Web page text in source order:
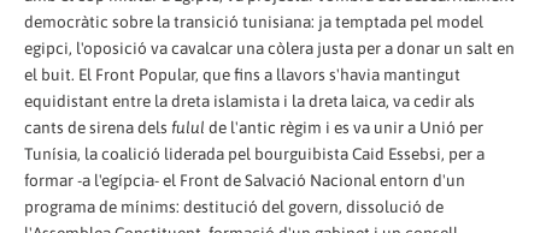
democràtic sobre la transició tunisiana: ja temptada pel model
egipci, l'oposició va cavalcar una còlera justa per a donar un salt en
el buit. El Front Popular, que fins a llavors s'havia mantingut
equidistant entre la dreta islamista i la dreta laica, va cedir als
cants de sirena dels fulul de l'antic règim i es va unir a Unió per
Tunísia, la coalició liderada pel bourguibista Caid Essebsi, per a
formar -a l'egípcia- el Front de Salvació Nacional entorn d'un
programa de mínims: destitució del govern, dissolució de